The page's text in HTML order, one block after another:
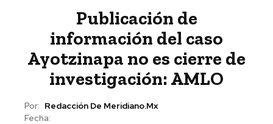
Publicación de
información del caso
Ayotzinapa no es cierre de
investigación: AMLO
Por: Redacción De Meridiano.mx
Fecha: